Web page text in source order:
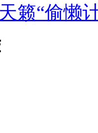
籁“偷懒